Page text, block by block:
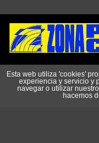
Esta web utiliza 'cookies'
experiencia y servicio y
navegar o utilizar
hacemos